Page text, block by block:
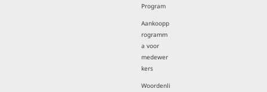
Program
Aankoopp
rogramm
a voor
medewer
kers
Woordenli